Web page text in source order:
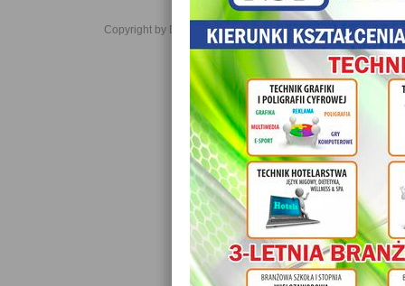
Copyright by Daniel JabĹoĹski 2006-2021. All rights